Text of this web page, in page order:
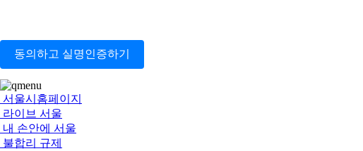
동의하고 실명인증하기
서울시홈페이지
라이브 서울
내 손안에 서울
불합리 규제